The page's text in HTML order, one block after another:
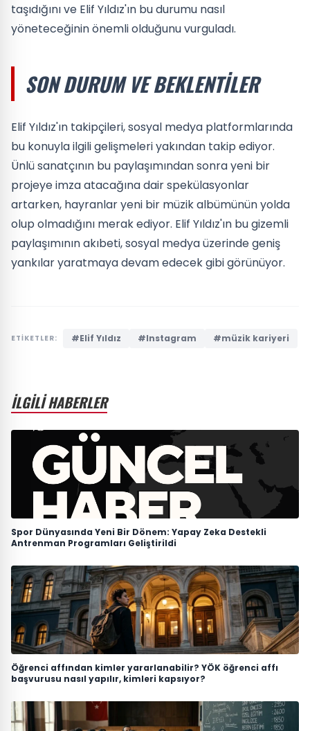
taşıdığını ve Elif Yıldız'ın bu durumu nasıl
yöneteceğinin önemli olduğunu vurguladı.
SON DURUM VE BEKLENTILER
Elif Yıldız'ın takipçileri, sosyal medya platformlarında
bu konuyla ilgili gelişmeleri yakından takip ediyor.
Ünlü sanatçının bu paylaşımından sonra yeni bir
projeye imza atacağına dair spekülasyonlar
artarken, hayranlar yeni bir müzik albümünün yolda
olup olmadığını merak ediyor. Elif Yıldız'ın bu gizemli
paylaşımının akıbeti, sosyal medya üzerinde geniş
yankılar yaratmaya devam edecek gibi görünüyor.
ETİKETLER: #Elif Yıldız #Instagram #müzik kariyeri
İLGİLİ HABERLER
Spor Dünyasında Yeni Bir Dönem: Yapay Zeka Destekli
Antrenman Programları Geliştirildi
Öğrenci affından kimler yararlanabilir? YÖK öğrenci affı
başvurusu nasıl yapılır, kimleri kapsıyor?